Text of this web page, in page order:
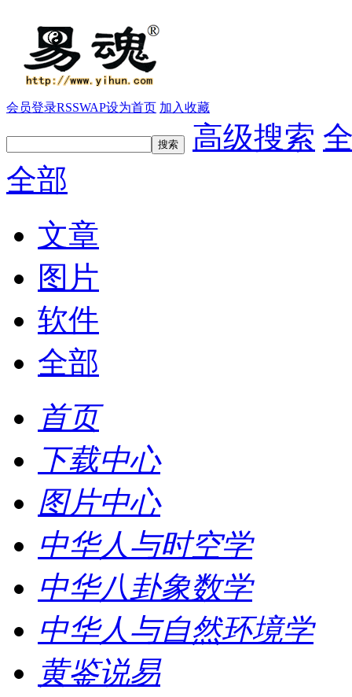
会员登录RSSWAP设为首页 加入收藏
高级搜索
全部
文章
图片
软件
全部
首页
下载中心
图片中心
中华人与时空学
中华八卦象数学
中华人与自然环境学
黄鉴说易